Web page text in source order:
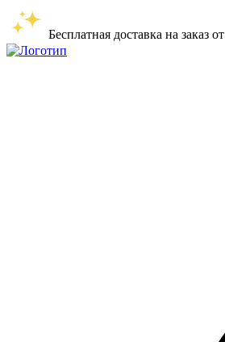
Бесплатная доставка на заказ от